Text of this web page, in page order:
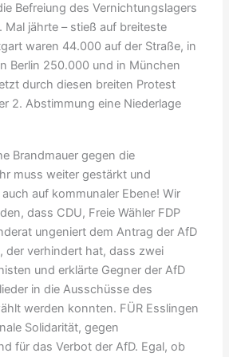
Befreiung des Vernichtungslagers
jährte – stieß auf breiteste
waren 44.000 auf der Straße, in
Berlin 250.000 und in München
durch diesen breiten Protest
2. Abstimmung eine Niederlage
Brandmauer gegen die
muss weiter gestärkt und
auf kommunaler Ebene! Wir
dass CDU, Freie Wähler FDP
ungeniert dem Antrag der AfD
der verhindert hat, dass zwei
und erklärte Gegner der AfD
in die Ausschüsse des
werden konnten. FÜR Esslingen
Solidarität, gegen
für das Verbot der AfD. Egal, ob